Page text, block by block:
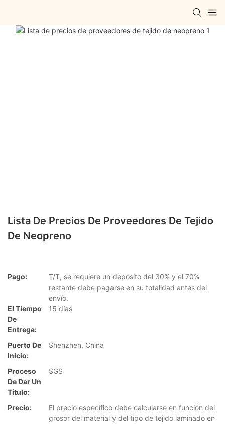
Lista De Precios De Proveedores De Tejido
De Neopreno
Pago:
T/T, se requiere un depósito del 30% y el 70%
restante debe pagarse en su totalidad antes del
envío.
El Tiempo
De
Entrega:
15 días
Puerto De
Inicio:
Shenzhen, China
Proceso
De Dar Un
Título:
SGS
Precio:
El precio específico debe calcularse en función del
grosor del material y del tipo de tejido laminado en